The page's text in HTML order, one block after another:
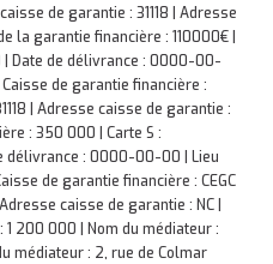
de garantie : 31118 | Adresse
la garantie financière : 110000€ |
| Date de délivrance : 0000-00-
de garantie financière :
| Adresse caisse de garantie :
: 350 000 | Carte S :
délivrance : 0000-00-00 | Lieu
de garantie financière : CEGC
caisse de garantie : NC |
200 000 | Nom du médiateur :
médiateur : 2, rue de Colmar